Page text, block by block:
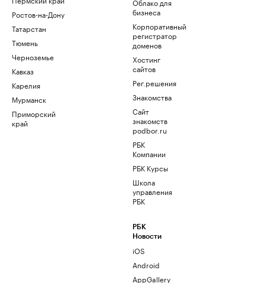
Ростов-на-Дону
Татарстан
Тюмень
Черноземье
Кавказ
Карелия
Мурманск
Приморский
край
бизнеса
Корпоративный
регистратор
доменов
Хостинг
сайтов
Рег.решения
Знакомства
Сайт
знакомств
podbor.ru
РБК
Компании
РБК Курсы
Школа
управления
РБК
РБК
Новости
iOS
Android
AppGallery